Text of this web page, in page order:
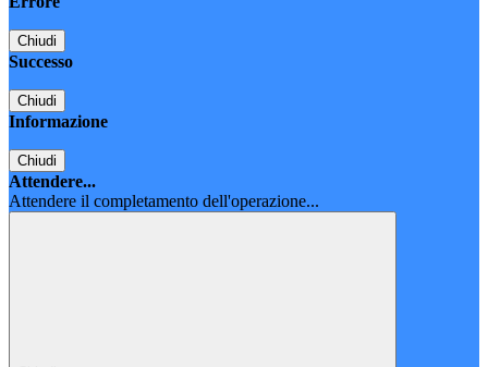
Chiudi
Successo
Chiudi
Informazione
Chiudi
Attendere...
Attendere il completamento dell'operazione...